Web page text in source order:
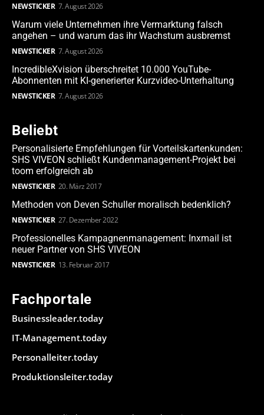
NEWSTICKER 7. August 2026
Warum viele Unternehmen ihre Vermarktung falsch
angehen – und warum das ihr Wachstum ausbremst
NEWSTICKER 7. August 2026
IncredibleXvision überschreitet 10.000 YouTube-
Abonnenten mit KI-generierter Kurzvideo-Unterhaltung
NEWSTICKER 7. August 2026
Beliebt
Personalisierte Empfehlungen für Vorteilskartenkunden:
SHS VIVEON schließt Kundenmanagement-Projekt bei
toom erfolgreich ab
NEWSTICKER 20. März 2017
Methoden von Deven Schuller moralisch bedenklich?
NEWSTICKER 27. Dezember 2022
Professionelles Kampagnenmanagement: Inxmail ist
neuer Partner von SHS VIVEON
NEWSTICKER 13. Februar 2017
Fachportale
Businessleader.today
IT-Management.today
Personalleiter.today
Produktionsleiter.today